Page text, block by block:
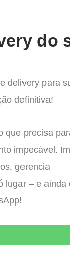
do
delivery para
definitiva!
que precisa
impecável.
gerencia
lugar – e ainda